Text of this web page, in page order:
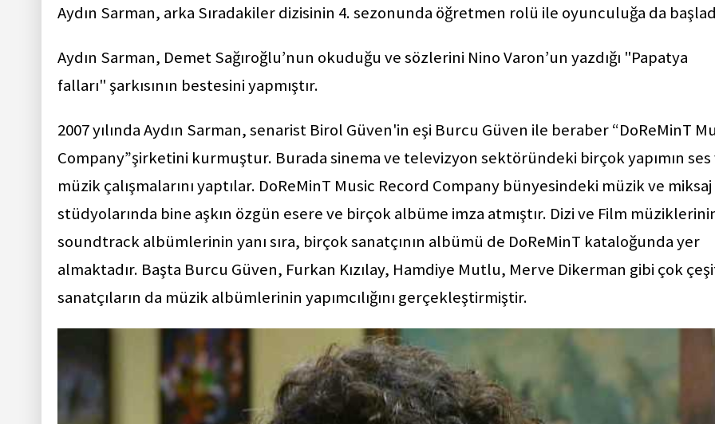
Aydın Sarman, arka Sıradakiler dizisinin 4. sezonunda öğretmen rolü ile oyunculuğa da
Aydın Sarman, Demet Sağıroğlu’nun okuduğu ve sözlerini Nino Varon’un yazdığı "Papatya
falları" şarkısının bestesini yapmıştır.
2007 yılında Aydın Sarman, senarist Birol Güven'in eşi Burcu Güven ile beraber “DoReMinT
Company”şirketini kurmuştur. Burada sinema ve televizyon sektöründeki birçok yapımın ses
müzik çalışmalarını yaptılar. DoReMinT Music Record Company bünyesindeki müzik ve miksaj
stüdyolarında bine aşkın özgün esere ve birçok albüme imza atmıştır. Dizi ve Film
soundtrack albümlerinin yanı sıra, birçok sanatçının albümü de DoReMinT kataloğunda yer
almaktadır. Başta Burcu Güven, Furkan Kızılay, Hamdiye Mutlu, Merve Dikerman gibi çok
sanatçıların da müzik albümlerinin yapımcılığını gerçekleştirmiştir.